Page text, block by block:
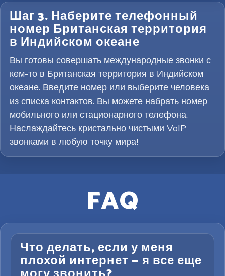
Шаг 3. Наберите телефонный
номер Британская территория
в Индийском океане
Вы готовы совершать международные звонки с
кем-то в Британская территория в Индийском
океане. Введите номер или выберите человека
из списка контактов. Вы можете набрать номер
мобильного или стационарного телефона.
Наслаждайтесь кристально чистыми VoIP
звонками в любую точку мира!
FAQ
Что делать, если у меня
плохой интернет — я все еще